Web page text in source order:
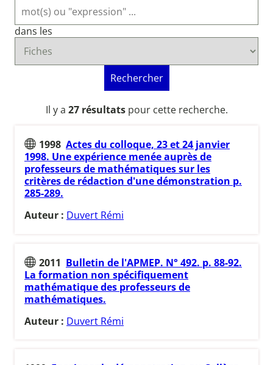
dans les
Rechercher
Il y a 27 résultatspour cette recherche.
1998 Actes du colloque, 23 et 24 janvier
1998. Une expérience menée auprès de
professeurs de mathématiques sur les
critères de rédaction d'une démonstration p.
285-289.
Auteur : Duvert Rémi
2011 Bulletin de l'APMEP. N° 492. p. 88-92.
La formation non spécifiquement
mathématique des professeurs de
mathématiques.
Auteur : Duvert Rémi